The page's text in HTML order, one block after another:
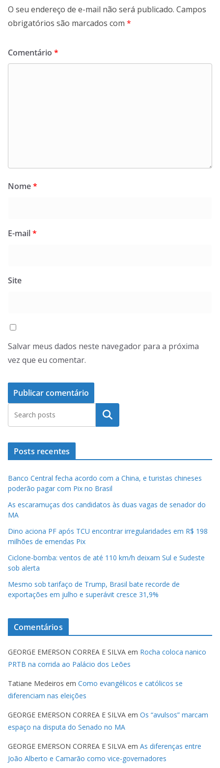
O seu endereço de e-mail não será publicado. Campos
obrigatórios são marcados com *
Comentário *
Nome*
E-mail*
Site
Salvar meus dados neste navegador para a próxima
vez que eu comentar.
Pesquisar
Posts recentes
Banco Central fecha acordo com a China, e turistas chineses
poderão pagar com Pix no Brasil
As escaramuças dos candidatos às duas vagas de senador do
MA
Dino aciona PF após TCU encontrar irregularidades em R$ 198
milhões de emendas Pix
Ciclone-bomba: ventos de até 110 km/h deixam Sul e Sudeste
sob alerta
Mesmo sob tarifaço de Trump, Brasil bate recorde de
exportações em julho e superávit cresce 31,9%
Comentários
GEORGE EMERSON CORREA E SILVA em Rocha coloca nanico
PRTB na corrida ao Palácio dos Leões
Tatiane Medeiros em Como evangélicos e católicos se
diferenciam nas eleições
GEORGE EMERSON CORREA E SILVA em Os “avulsos” marcam
espaço na disputa do Senado no MA
GEORGE EMERSON CORREA E SILVA em As diferenças entre
João Alberto e Camarão como vice-governadores